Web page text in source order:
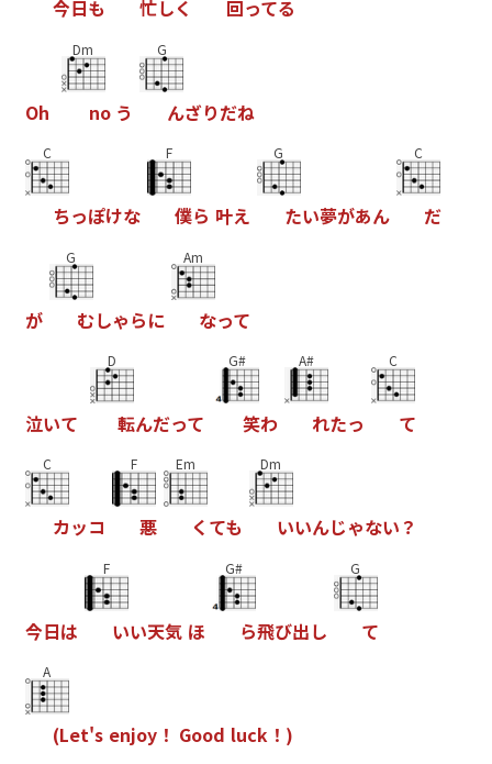
今日も 忙しく 回ってる
Oh
Dm
no う
G
んざりだね
C
ちっぽけな
F
僕ら 叶え
G
たい夢があん
C
だ
が
G
むしゃらに
Am
なって
泣いて
D
転んだって
G#
笑わ
A#
れたっ
C
て
C
カッコ
F
悪
Em
く ても
Dm
いいんじゃない ？
今日は
F
いい天気 ほ
G#
ら飛び出し
G
て
A
(Let's enjoy！ Good luck！ )